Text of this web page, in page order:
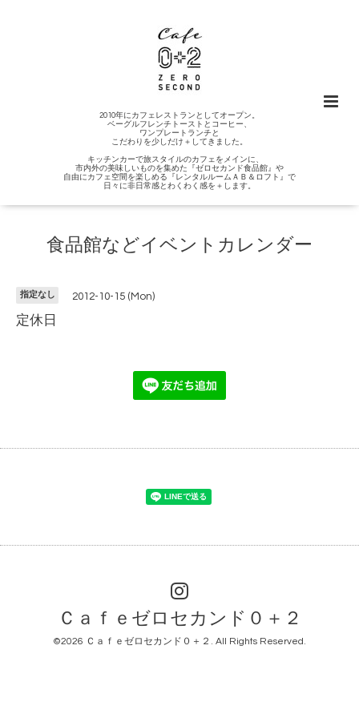
2010年にカフェレストランとしてオープン。
ベーグルフレンチトーストとコーヒー、
ワンプレートランチと
こだわりを少しだけ＋してきました。
キッチンカーで旅スタイルのカフェをメインに、
市内外の美味しいものを集めた『ゼロセカンド食品館』や
自由にカフェ空間を楽しめる『レンタルルームＡＢ＆ロフト』で
日々に非日常感とわくわく感を＋します。
食品館などイベントカレンダー
指定なし 2012-10-15 (Mon)
定休日
Ｃａｆｅゼロセカンド０＋２
©2026 Ｃａｆｅゼロセカンド０＋２ . All Rights Reserved.